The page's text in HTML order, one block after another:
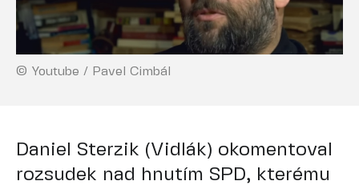
© Youtube / Pavel Cimbál
Daniel Sterzik (Vidlák) okomentoval
rozsudek nad hnutím SPD, kterému